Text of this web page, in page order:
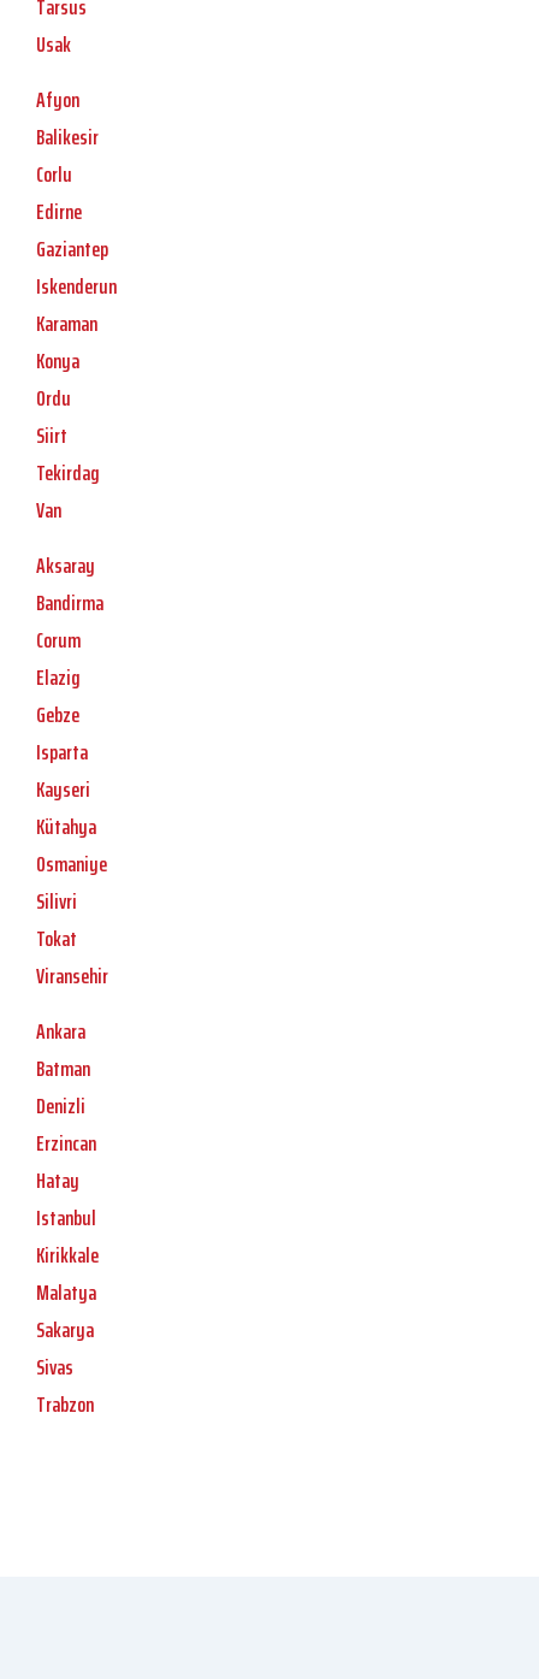
Tarsus
Usak
Afyon
Balikesir
Corlu
Edirne
Gaziantep
Iskenderun
Karaman
Konya
Ordu
Siirt
Tekirdag
Van
Aksaray
Bandirma
Corum
Elazig
Gebze
Isparta
Kayseri
Kütahya
Osmaniye
Silivri
Tokat
Viransehir
Ankara
Batman
Denizli
Erzincan
Hatay
Istanbul
Kirikkale
Malatya
Sakarya
Sivas
Trabzon